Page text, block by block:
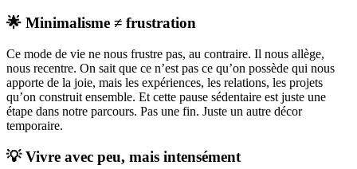
🌟 Minimalisme ≠ frustration
Ce mode de vie ne nous frustre pas, au contraire. Il nous allège,
nous recentre. On sait que ce n’est pas ce qu’on possède qui nous
apporte de la joie, mais les expériences, les relations, les projets
qu’on construit ensemble. Et cette pause sédentaire est juste une
étape dans notre parcours. Pas une fin. Juste un autre décor
temporaire.
💡 Vivre avec peu, mais intensément